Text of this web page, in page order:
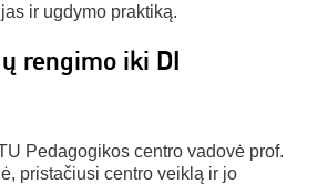
ir ugdymo praktiką.
rengimo iki DI
Pedagogikos centro vadovė prof.
pristačiusi centro veiklą ir jo